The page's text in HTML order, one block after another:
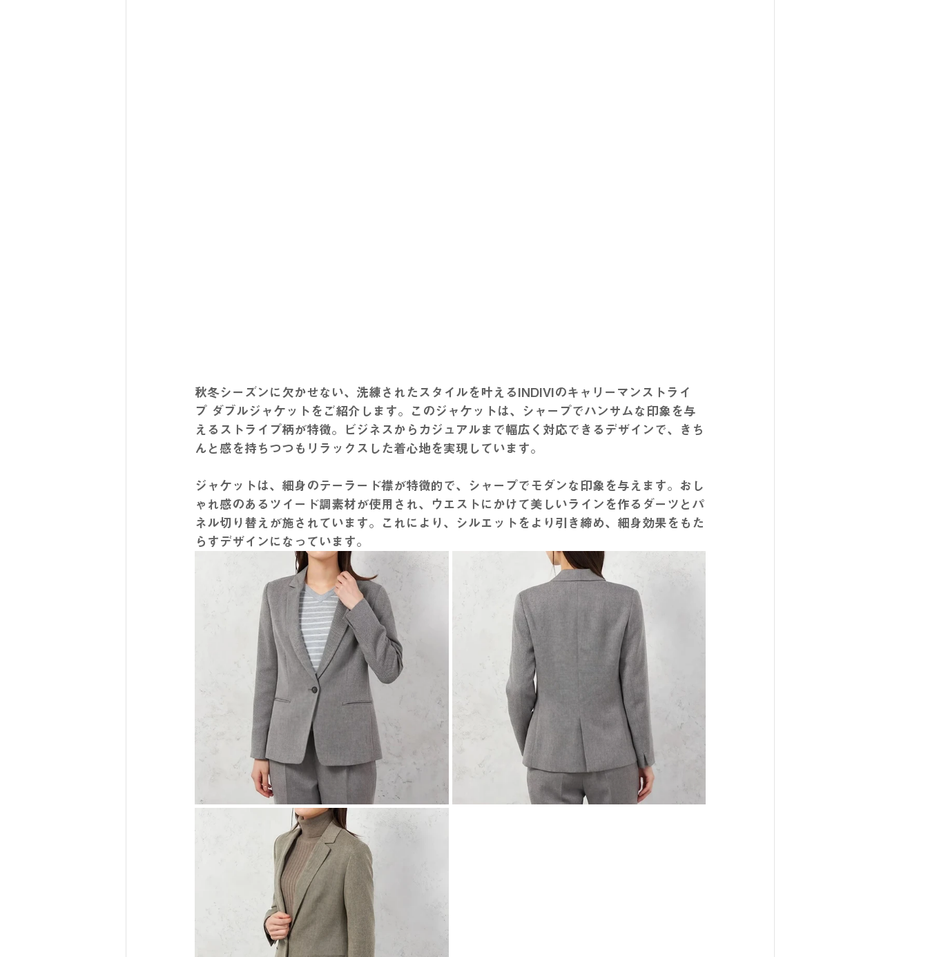
秋冬シーズンに欠かせない、洗練されたスタイルを叶えるINDIVIのキャリーマンストライ
プ ダブルジャケットをご紹介します。このジャケットは、シャープでハンサムな印象を与
えるストライプ柄が特徴。ビジネスからカジュアルまで幅広く対応できるデザインで、きち
んと感を持ちつつもリラックスした着心地を実現しています。
ジャケットは、細身のテーラード襟が特徴的で、シャープでモダンな印象を与えます。おし
ゃれ感のあるツイード調素材が使用され、ウエストにかけて美しいラインを作るダーツとパ
ネル切り替えが施されています。これにより、シルエットをより引き締め、細身効果をもた
らすデザインになっています。